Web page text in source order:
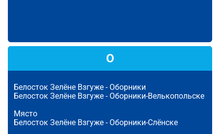
О
Белосток Зелёне Взгуже - Оборники
Белосток Зелёне Взгуже - Оборники-Велькопольске
Място
Белосток Зелёне Взгуже - Оборники-Слёнске